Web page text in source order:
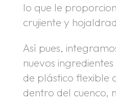
lo que le
crujiente y
Así pues,
nuevos
de plástico flexible
dentro del cuenco,